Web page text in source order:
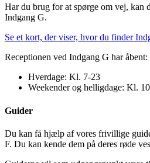
Har du brug for at spørge om vej, kan
Indgang G.
Se et kort, der viser, hvor du finder
Receptionen ved Indgang G har åbent:
Hverdage: Kl. 7-23
Weekender og helligdage: Kl.
Guider
Du kan få hjælp af vores frivillige
F. Du kan kende dem på deres røde